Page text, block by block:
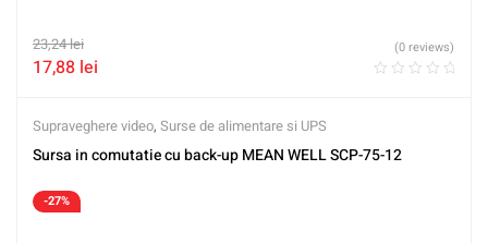
23,24lei
17,88 lei
(0 reviews)
Supraveghere video, Surse de alimentare si UPS
Sursa in comutatie cu back-up MEAN WELL SCP-75-12
-27%